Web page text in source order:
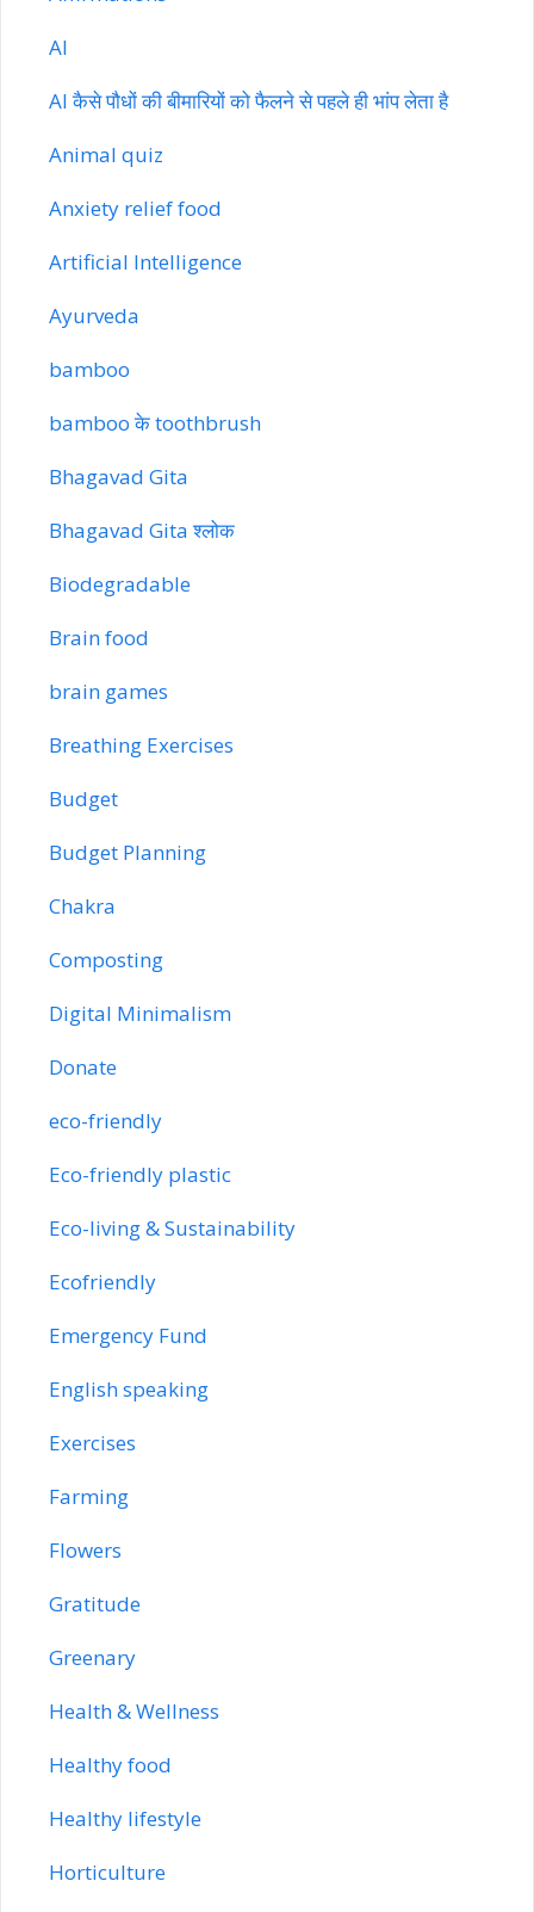
AI
AI कैसे पौधों की बीमारियों को फैलने से पहले ही भांप लेता है
Animal quiz
Anxiety relief food
Artificial Intelligence
Ayurveda
bamboo
bamboo के toothbrush
Bhagavad Gita
Bhagavad Gita श्लोक
Biodegradable
Brain food
brain games
Breathing Exercises
Budget
Budget Planning
Chakra
Composting
Digital Minimalism
Donate
eco-friendly
Eco-friendly plastic
Eco-living & Sustainability
Ecofriendly
Emergency Fund
English speaking
Exercises
Farming
Flowers
Gratitude
Greenary
Health & Wellness
Healthy food
Healthy lifestyle
Horticulture